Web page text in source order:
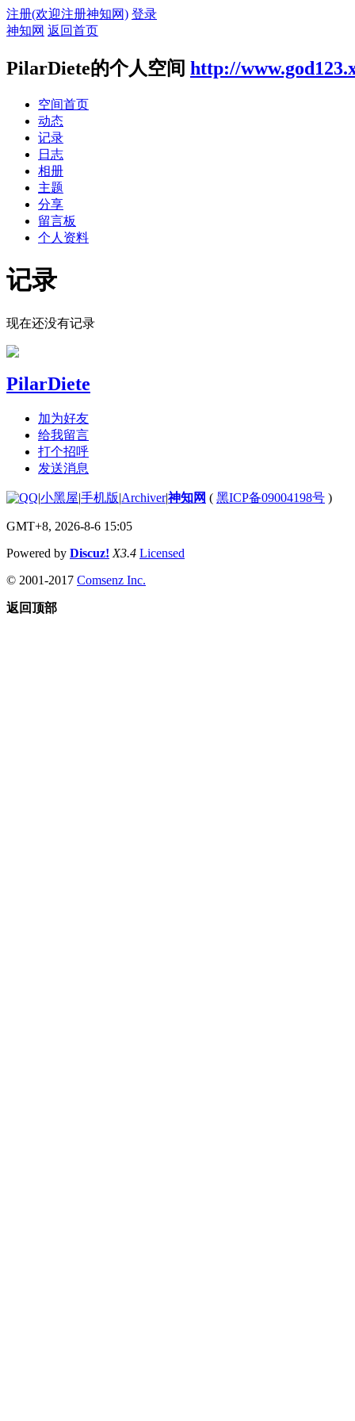
注册(欢迎注册神知网) 登录
神知网 返回首页
PilarDiete的个人空间 http://
空间首页
动态
记录
日志
相册
主题
分享
留言板
个人资料
记录
现在还没有记录
PilarDiete
加为好友
给我留言
打个招呼
发送消息
|小黑屋|手机版|Archiver|神知网 ( 黑ICP备09004198号 )
GMT+8, 2026-8-6 15:05
Powered by Discuz! X3.4 Licensed
© 2001-2017 Comsenz Inc.
返回顶部